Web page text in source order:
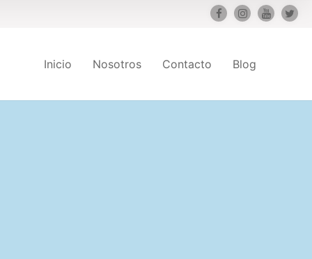
Inicio Nosotros Contacto Blog